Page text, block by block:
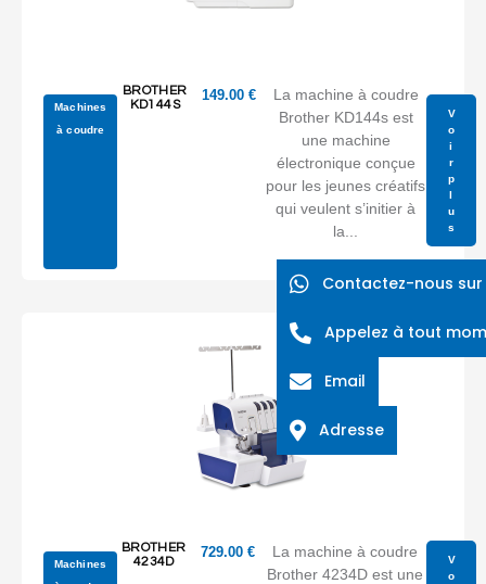
Machines
à coudre
BROTHER
KD144S
149.00€
La machine à coudre
Brother KD144s est
une machine
électronique conçue
pour les jeunes créatifs
qui veulent s’initier à
la...
V
o
i
r
p
l
u
s
Machines
BROTHER
4234D
729.00 €
La machine à coudre
Brother 4234D est une
V
o
Contactez-nous
Appelez à tout
Email
Adresse